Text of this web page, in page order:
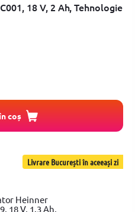
18 V, 2 Ah, Tehnologie
coș
Livrare București în aceeași zi